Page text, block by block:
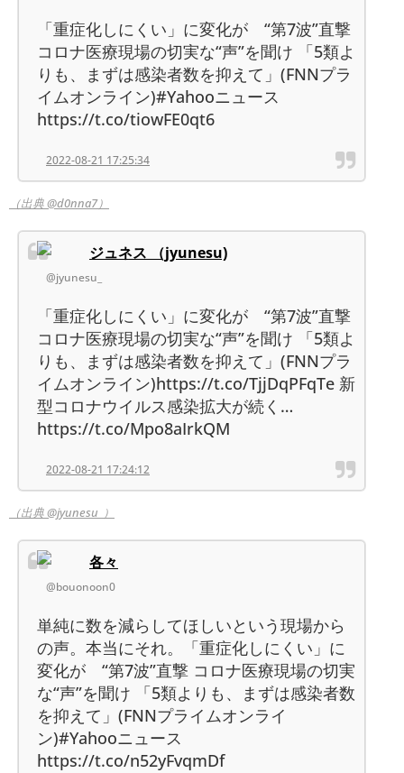
「重症化しにくい」に変化が “第7波”直撃
コロナ医療現場の切実な“声”を聞け 「5類よ
りも、まずは感染者数を抑えて」(FNNプラ
イムオンライン)#Yahooニュース
https://t.co/tiowFE0qt6
2022-08-21 17:25:34
（出典 @d0nna7）
ジュネス （jyunesu)
@jyunesu_
「重症化しにくい」に変化が “第7波”直撃
コロナ医療現場の切実な“声”を聞け 「5類よ
りも、まずは感染者数を抑えて」(FNNプラ
イムオンライン)https://t.co/TjjDqPFqTe 新
型コロナウイルス感染拡大が続く…
https://t.co/Mpo8aIrkQM
2022-08-21 17:24:12
（出典 @jyunesu_）
各々
@bouonoon0
単純に数を減らしてほしいという現場から
の声。本当にそれ。「重症化しにくい」に
変化が “第7波”直撃 コロナ医療現場の切実
な“声”を聞け 「5類よりも、まずは感染者数
を抑えて」(FNNプライムオンライ
ン)#Yahooニュース
https://t.co/n52yFvqmDf